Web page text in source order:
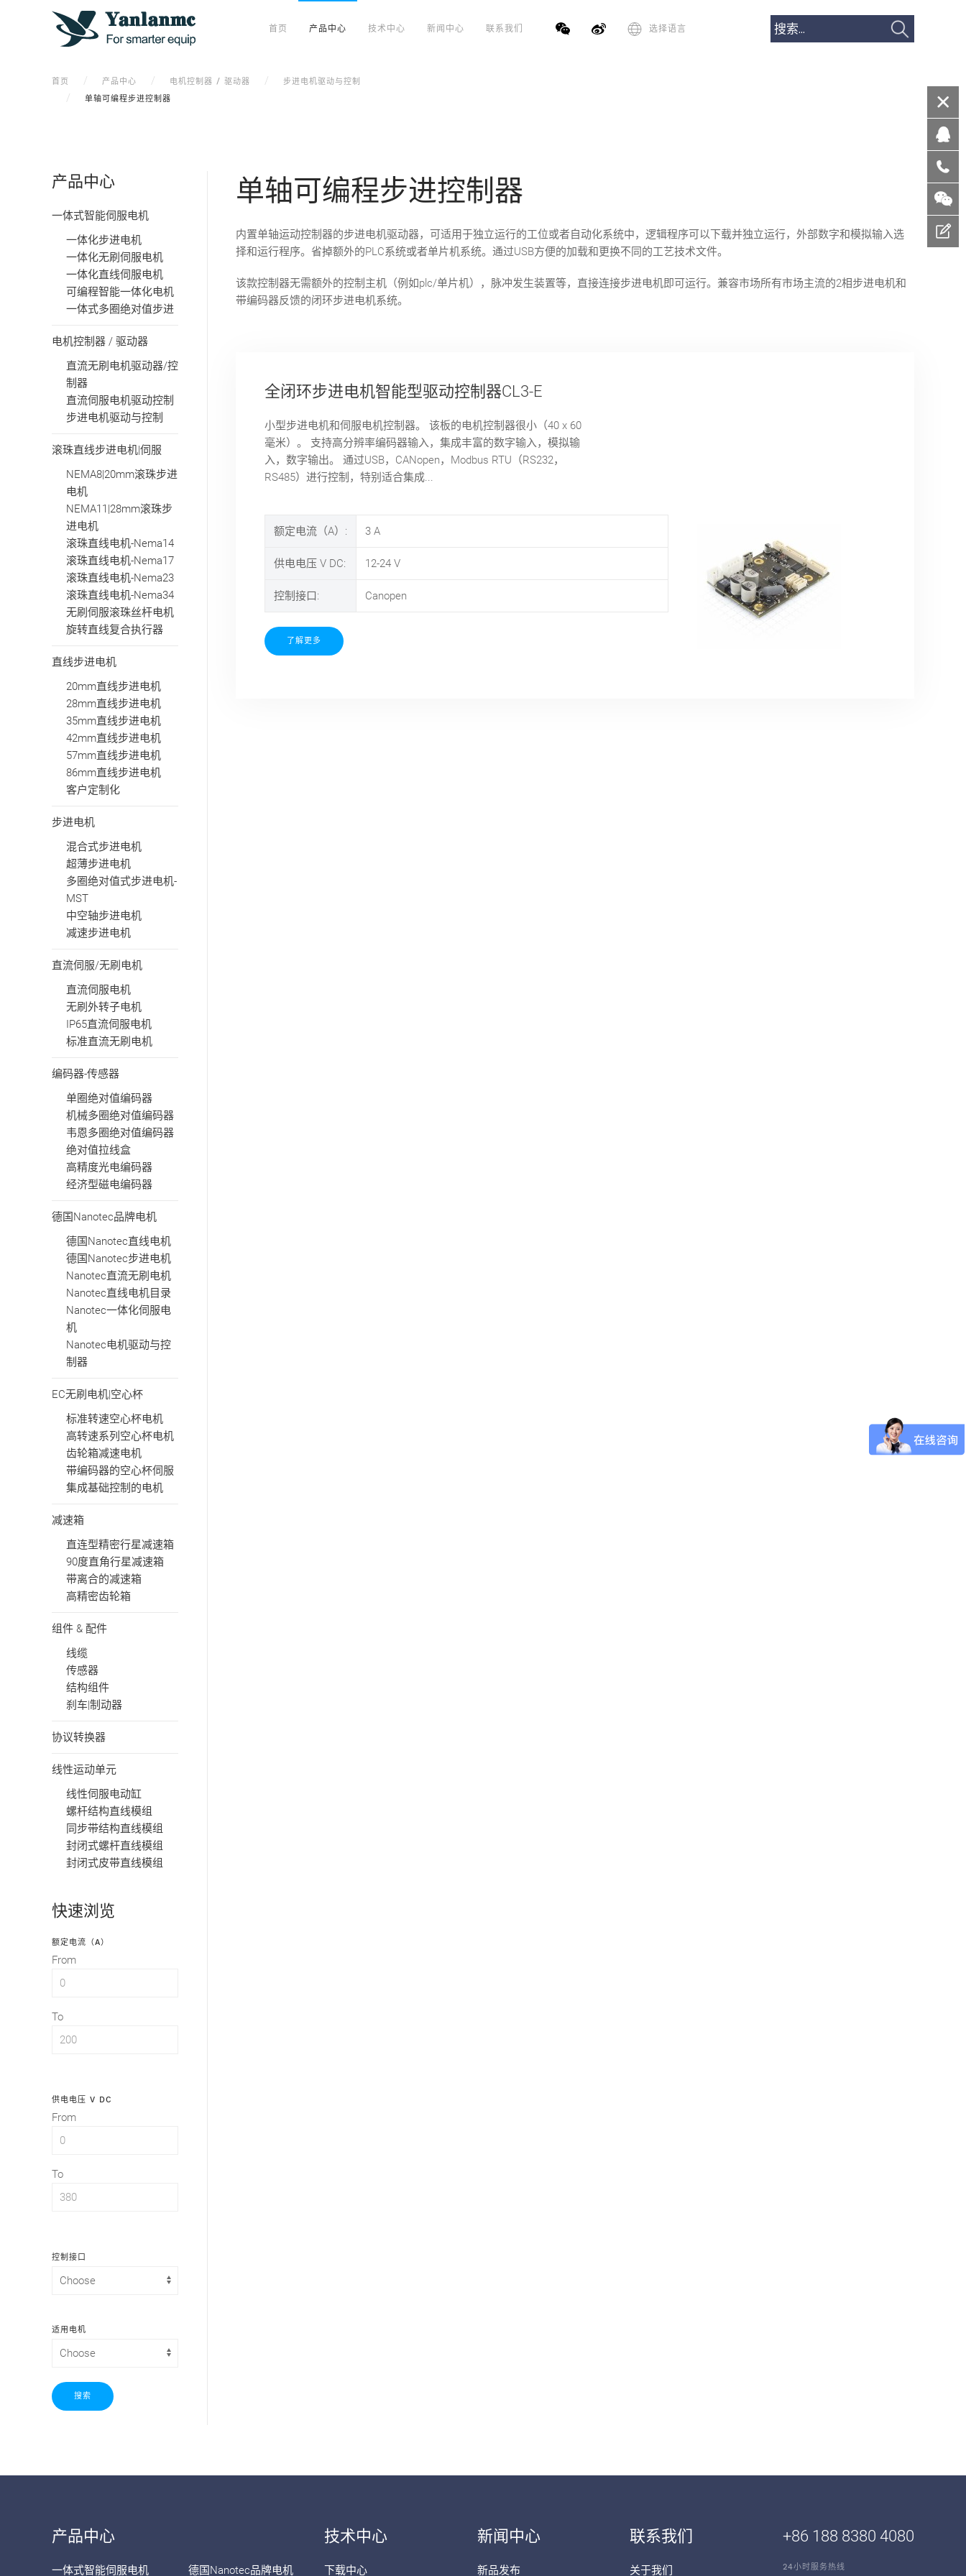
首页 产品中心 技术中心 新闻中心 联系我们 选择语言
首页 产品中心 电机控制器 / 驱动器
步进电机驱动与控制
单轴可编程步进控制器
单轴可编程步进控制器
内置单轴运动控制器的步进电机驱动器，可适用于独立运行的工位或者自动化系统中，逻辑程序可以下载并独立运行，外部数字和模拟输入选
择和运行程序。省掉额外的PLC系统或者单片机系统。通过USB方便的加载和更换不同的工艺技术文件。
该款控制器无需额外的控制主机（例如plc/单片机），脉冲发生装置等，直接连接步进电机即可运行。兼容市场所有市场主流的2相步进电机和
带编码器反馈的闭环步进电机系统。
全闭环步进电机智能型驱动控制器CL3-E
小型步进电机和伺服电机控制器。 该板的电机控制器很小（40 x 60
毫米）。 支持高分辨率编码器输入，集成丰富的数字输入，模拟输
入，数字输出。 通过USB，CANopen，Modbus RTU（RS232，
RS485）进行控制，特别适合集成...
额定电流（A）: 3 A
供电电压 V DC: 12-24 V
控制接口: Canopen
了解更多
产品中心
一体式智能伺服电机
一体化步进电机
一体化无刷伺服电机
一体化直线伺服电机
可编程智能一体化电机
一体式多圈绝对值步进
电机控制器 / 驱动器
直流无刷电机驱动器/控
制器
直流伺服电机驱动控制
步进电机驱动与控制
滚珠直线步进电机|伺服
NEMA8|20mm滚珠步进
电机
NEMA11|28mm滚珠步
进电机
滚珠直线电机-Nema14
滚珠直线电机-Nema17
滚珠直线电机-Nema23
滚珠直线电机-Nema34
无刷伺服滚珠丝杆电机
旋转直线复合执行器
直线步进电机
20mm直线步进电机
28mm直线步进电机
35mm直线步进电机
42mm直线步进电机
57mm直线步进电机
86mm直线步进电机
客户定制化
步进电机
混合式步进电机
超薄步进电机
多圈绝对值式步进电机-
MST
中空轴步进电机
减速步进电机
直流伺服/无刷电机
直流伺服电机
无刷外转子电机
IP65直流伺服电机
标准直流无刷电机
编码器-传感器
单圈绝对值编码器
机械多圈绝对值编码器
韦恩多圈绝对值编码器
绝对值拉线盒
高精度光电编码器
经济型磁电编码器
德国Nanotec品牌电机
德国Nanotec直线电机
德国Nanotec步进电机
Nanotec直流无刷电机
Nanotec直线电机目录
Nanotec一体化伺服电
机
Nanotec电机驱动与控
制器
EC无刷电机|空心杯
标准转速空心杯电机
高转速系列空心杯电机
齿轮箱减速电机
带编码器的空心杯伺服
集成基础控制的电机
减速箱
直连型精密行星减速箱
90度直角行星减速箱
带离合的减速箱
高精密齿轮箱
组件 & 配件
线缆
传感器
结构组件
刹车|制动器
协议转换器
线性运动单元
线性伺服电动缸
螺杆结构直线模组
同步带结构直线模组
封闭式螺杆直线模组
封闭式皮带直线模组
快速浏览
额定电流（A）
From
To
供电电压 V DC
From
To
控制接口
适用电机
搜索
产品中心
一体式智能伺服电机 德国Nanotec品牌电机
技术中心
下载中心
新闻中心
新品发布
联系我们
关于我们
+86 188 8380 4080
24小时服务热线